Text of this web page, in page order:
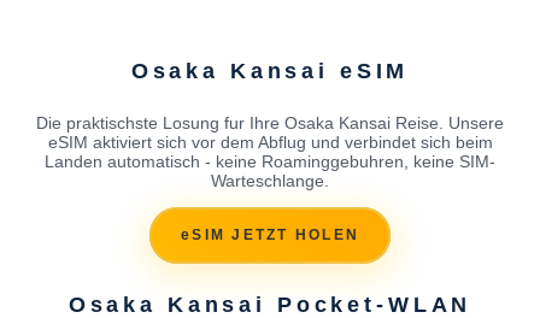
Osaka Kansai eSIM
Die praktischste Losung fur Ihre Osaka Kansai Reise. Unsere
eSIM aktiviert sich vor dem Abflug und verbindet sich beim
Landen automatisch - keine Roaminggebuhren, keine SIM-
Warteschlange.
eSIM JETZT HOLEN
Osaka Kansai Pocket-WLAN